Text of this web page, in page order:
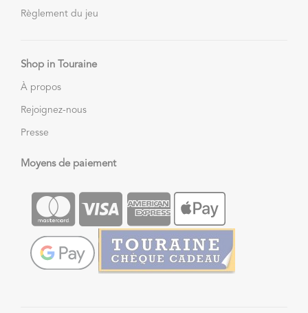
Règlement du jeu
Shop in Touraine
À propos
Rejoignez-nous
Presse
Moyens de paiement